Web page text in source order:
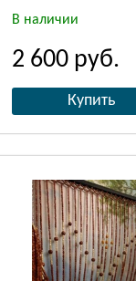
В наличии
2 600 руб.